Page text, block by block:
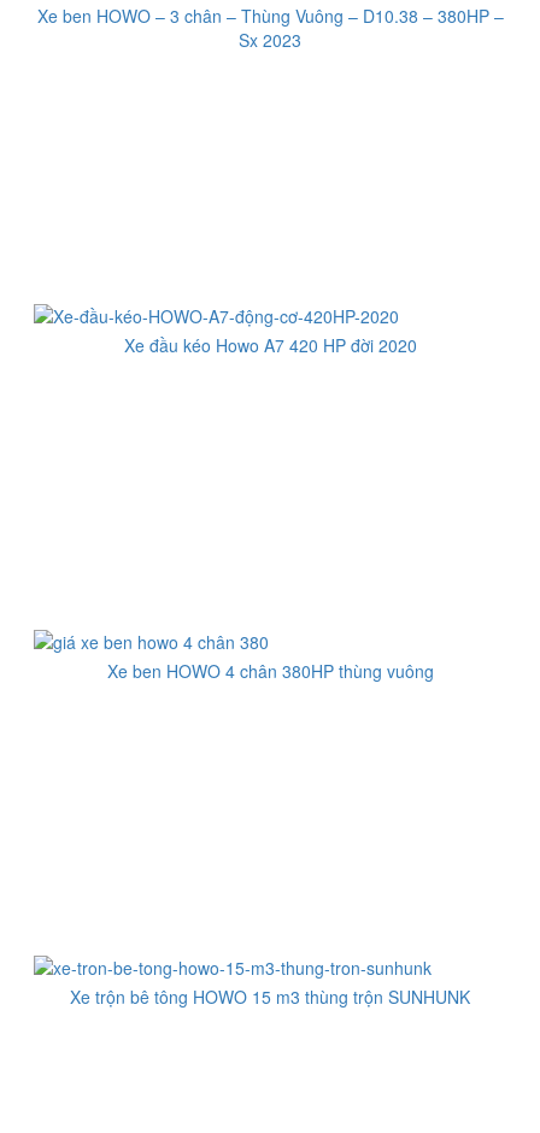
Xe ben HOWO – 3 chân – Thùng Vuông – D10.38 – 380HP –
Sx 2023
Xe đầu kéo Howo A7 420 HP đời 2020
Xe ben HOWO 4 chân 380HP thùng vuông
Xe trộn bê tông HOWO 15 m3 thùng trộn SUNHUNK